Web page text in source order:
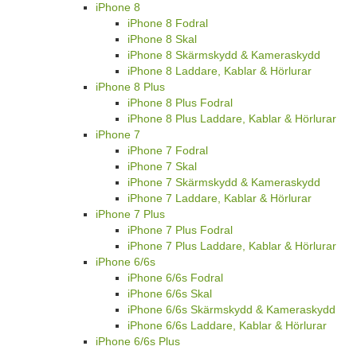
iPhone 8
iPhone 8 Fodral
iPhone 8 Skal
iPhone 8 Skärmskydd & Kameraskydd
iPhone 8 Laddare, Kablar & Hörlurar
iPhone 8 Plus
iPhone 8 Plus Fodral
iPhone 8 Plus Laddare, Kablar & Hörlurar
iPhone 7
iPhone 7 Fodral
iPhone 7 Skal
iPhone 7 Skärmskydd & Kameraskydd
iPhone 7 Laddare, Kablar & Hörlurar
iPhone 7 Plus
iPhone 7 Plus Fodral
iPhone 7 Plus Laddare, Kablar & Hörlurar
iPhone 6/6s
iPhone 6/6s Fodral
iPhone 6/6s Skal
iPhone 6/6s Skärmskydd & Kameraskydd
iPhone 6/6s Laddare, Kablar & Hörlurar
iPhone 6/6s Plus